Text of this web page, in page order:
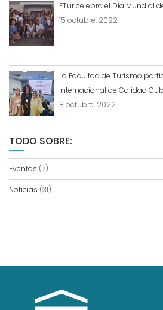
FTur celebra el Día Mundial
15 octubre, 2022
La Facultad de Turismo
Internacional de Calidad
8 octubre, 2022
TODO SOBRE:
Eventos (7)
Noticias (31)